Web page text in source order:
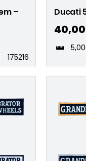
–
175216
Ducati
40,00